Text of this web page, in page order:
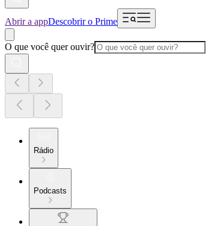
Abrir a appDescobrir o Prime
O que você quer ouvir?
Rádio
Podcasts